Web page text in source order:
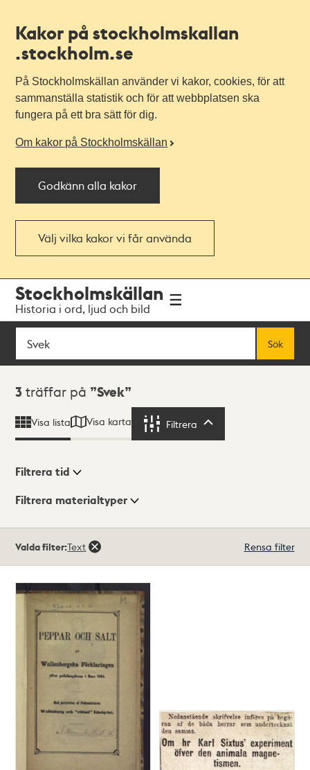
Kakor på stockholmskallan
.stockholm.se
På Stockholmskällan använder vi kakor, cookies, för att
sammanställa statistik och för att webbplatsen ska
fungera på ett bra sätt för dig.
Om kakor på Stockholmskällan
Godkänn alla kakor
Välj vilka kakor vi får använda
navigationen
huvudinnehållet
Stockholmskällan
Historia i ord, ljud och bild
Sök
Sök
Sökresultat
3 träffar på Svek
Visa lista Visa karta Filtrera
Visningsläge
Filtrera tid
Filtrera materialtyper
träffar
Valda filter:Text Rensa filter